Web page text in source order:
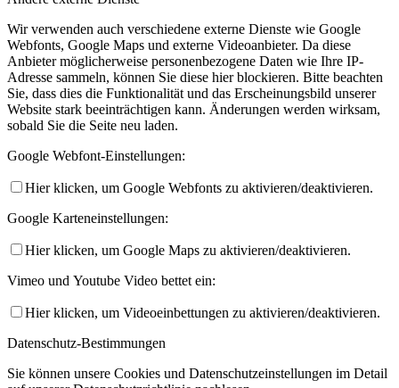
Wir verwenden auch verschiedene externe Dienste wie Google
Webfonts, Google Maps und externe Videoanbieter. Da diese
Anbieter möglicherweise personenbezogene Daten wie Ihre IP-
Adresse sammeln, können Sie diese hier blockieren. Bitte beachten
Sie, dass dies die Funktionalität und das Erscheinungsbild unserer
Website stark beeinträchtigen kann. Änderungen werden wirksam,
sobald Sie die Seite neu laden.
Google Webfont-Einstellungen:
Hier klicken, um Google Webfonts zu aktivieren/deaktivieren.
Google Karteneinstellungen:
Hier klicken, um Google Maps zu aktivieren/deaktivieren.
Vimeo und Youtube Video bettet ein:
Hier klicken, um Videoeinbettungen zu aktivieren/deaktivieren.
Datenschutz-Bestimmungen
Sie können unsere Cookies und Datenschutzeinstellungen im Detail